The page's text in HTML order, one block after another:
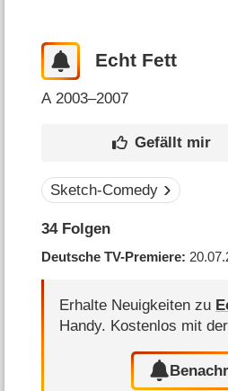
Echt Fett
A 2003–2007
Sketch-Comedy
34Folgen
Deutsche TV-Premiere
Erhalte Neuigkeiten zu
Handy. Kostenlos mit